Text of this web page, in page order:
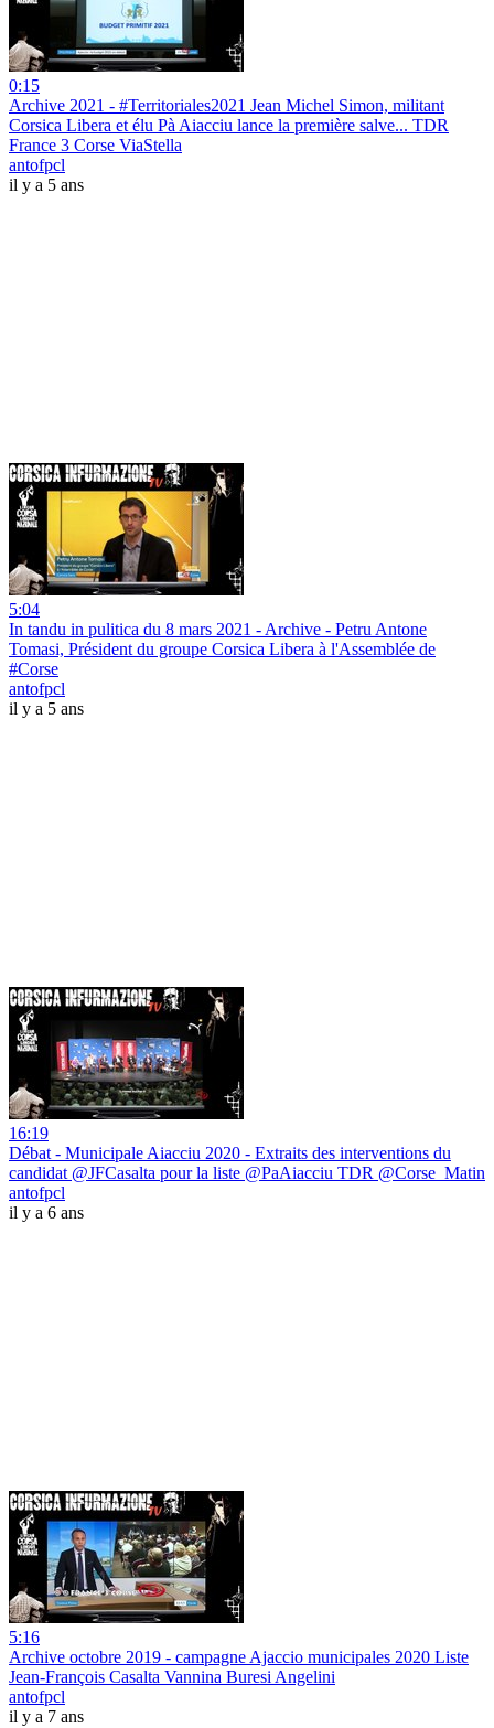
0:15
Archive 2021 - #Territoriales2021 Jean Michel Simon, militant
Corsica Libera et élu Pà Aiacciu lance la première salve... TDR
France 3 Corse ViaStella
antofpcl
il y a 5 ans
5:04
In tandu in pulitica du 8 mars 2021 - Archive - Petru Antone
Tomasi, Président du groupe Corsica Libera à l'Assemblée de
#Corse
antofpcl
il y a 5 ans
16:19
Débat - Municipale Aiacciu 2020 - Extraits des interventions du
candidat @JFCasalta pour la liste @PaAiacciu TDR @Corse_Matin
antofpcl
il y a 6 ans
5:16
Archive octobre 2019 - campagne Ajaccio municipales 2020 Liste
Jean-François Casalta Vannina Buresi Angelini
antofpcl
il y a 7 ans